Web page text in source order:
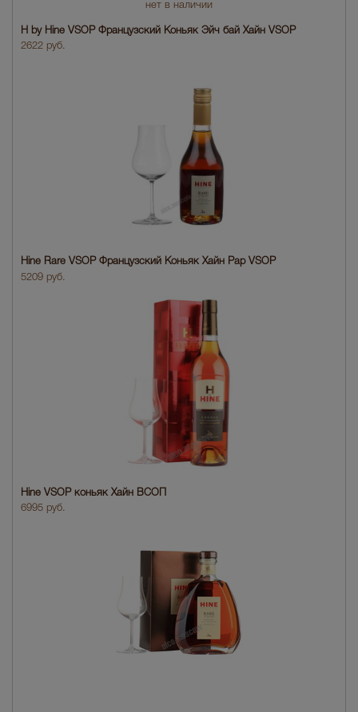
нет в наличии
H by Hine VSOP Французский Коньяк Эйч бай Хайн VSOP
2622 руб.
Hine Rare VSOP Французский Коньяк Хайн Рар VSOP
5209 руб.
Hine VSOP коньяк Хайн ВСОП
6995 руб.